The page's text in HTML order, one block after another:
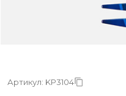
Артикул: KP3104